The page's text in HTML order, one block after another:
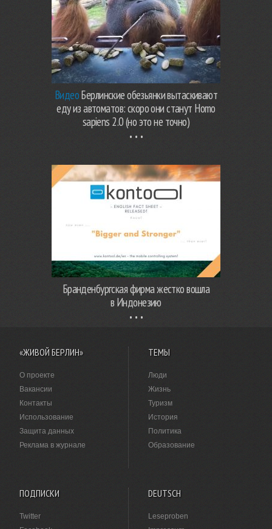
ВидеоБерлинские обезьянки вытаскивают
еду из автоматов: скоро они станут Homo
sapiens 2.0 (но это не точно)
Бранденбургская фирма жестко вошла
в Индонезию
«ЖИВОЙ БЕРЛИН»
О проекте
Вакансии
Контакты
Использование
Защита данных
Реклама в журнале
ТЕМЫ
Люди
Жизнь
Туризм
История
Политика
Образование
ПОДПИСКИ
Twitter
DEUTSCH
Leseproben